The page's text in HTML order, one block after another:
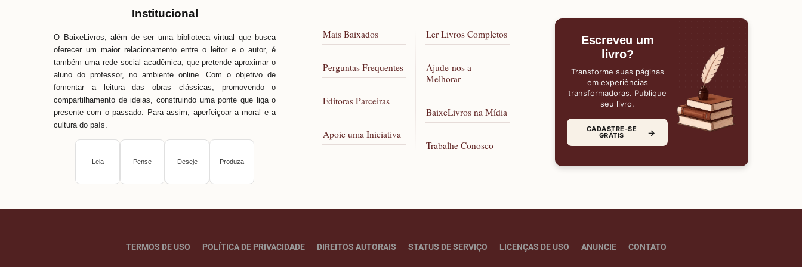
Institucional
O BaixeLivros, além de ser uma biblioteca virtual que busca
oferecer um maior relacionamento entre o leitor e o autor, é
também uma rede social acadêmica, que pretende aproximar o
aluno do professor, no ambiente online. Com o objetivo de
fomentar a leitura das obras clássicas, promovendo o
compartilhamento de ideias, construindo uma ponte que liga o
presente com o passado. Para assim, aperfeiçoar a moral e a
cultura do país.
Leia Pense Deseje Produza
Mais Baixados
Perguntas Frequentes
Editoras Parceiras
Apoie uma Iniciativa
Ler Livros Completos
Ajude-nos a
Melhorar
BaixeLivros na Mídia
Trabalhe Conosco
Escreveu um
livro?
Transforme suas páginas
em experiências
transformadoras. Publique
seu livro.
CADASTRE-SE
GRÁTIS →
TERMOS DE USO POLÍTICA DE PRIVACIDADE DIREITOS AUTORAIS STATUS DE SERVIÇO LICENÇAS DE USO ANUNCIE CONTATO